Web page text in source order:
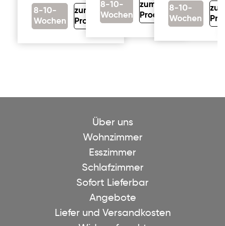
8-10-
Wochen
zum
Produkt
8-10-
Wochen
zum
Produkt
8-10-
Wochen
Über uns
Wohnzimmer
Esszimmer
Schlafzimmer
Sofort Lieferbar
Angebote
Liefer und Versandkosten